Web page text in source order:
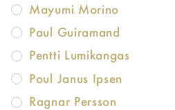
Mayumi Morino
Paul Guiramand
Pentti Lumikangas
Poul Janus Ipsen
Ragnar Persson